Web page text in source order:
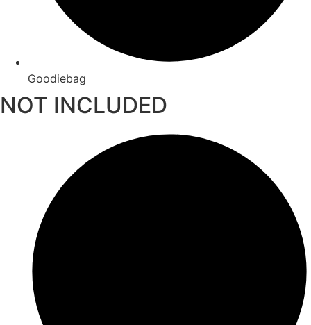
Goodiebag
NOT INCLUDED